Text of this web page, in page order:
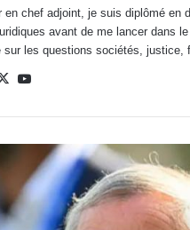
en chef adjoint, je suis diplômé en
avant de me lancer dans
sur les questions sociétés,
X